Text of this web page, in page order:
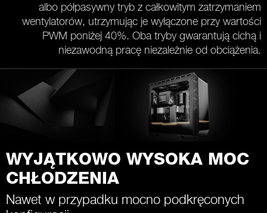
albo półpasywny tryb z całkowitym zatrzymaniem
wentylatorów, utrzymując je wyłączone przy wartości
PWM poniżej 40%. Oba tryby gwarantują cichą i
niezawodną pracę niezależnie od obciążenia.
WYJĄTKOWO WYSOKA MOC
CHŁODZENIA
Nawet w przypadku mocno podkręconych